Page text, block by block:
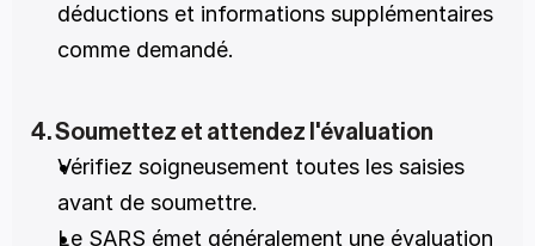
déductions et informations supplémentaires
comme demandé.
4. Soumettez et attendez l'évaluation
Vérifiez soigneusement toutes les saisies
avant de soumettre.
Le SARS émet généralement une évaluation